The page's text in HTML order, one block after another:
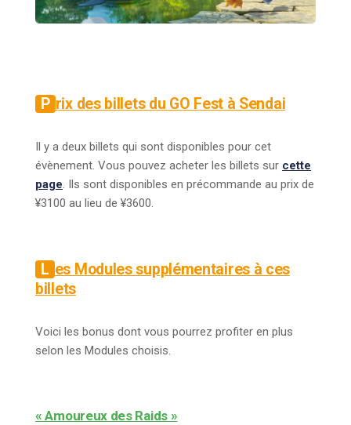
Prix des billets du GO Fest à Sendai
Il y a deux billets qui sont disponibles pour cet
évènement. Vous pouvez acheter les billets sur cette
page. Ils sont disponibles en précommande au prix de
¥3100 au lieu de ¥3600.
Les Modules supplémentaires à ces
billets
Voici les bonus dont vous pourrez profiter en plus
selon les Modules choisis.
« Amoureux des Raids »